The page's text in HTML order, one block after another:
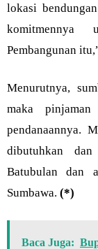
lokasi
komitmennya
Pembangunan
Menurutnya,
maka
pendanaannya.
dibutuhkan
Batubulan dan
Sumbawa. (*)
Baca Juga: